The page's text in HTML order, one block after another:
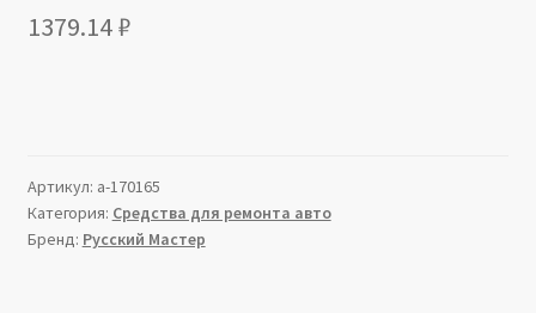
1379.14₽
Артикул: a-170165
Категория: Средства для ремонта авто
Бренд: Русский Мастер